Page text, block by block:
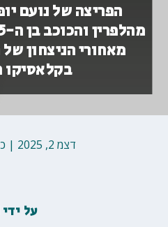
הפריצה של נועם
מאחורי הניצחון
בקלאסיקו
דצמ 2, 2025 |
על ידי